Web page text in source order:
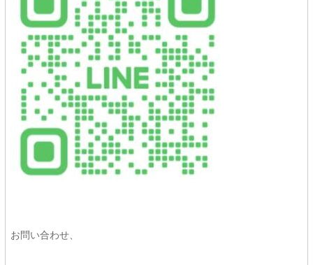
お問い合わせ、